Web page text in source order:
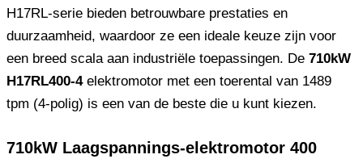
H17RL-serie bieden betrouwbare prestaties en
duurzaamheid, waardoor ze een ideale keuze zijn voor
een breed scala aan industriële toepassingen. De 710kW
H17RL400-4elektromotor met een toerental van 1489
tpm (4-polig) is een van de beste die u kunt kiezen.
710kW Laagspannings-elektromotor 400